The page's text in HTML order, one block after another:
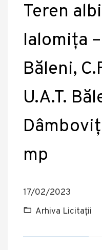
Teren
Ialomița
Băleni,
U.A.T.
mp
17/02/2023
Arhiva Licitații